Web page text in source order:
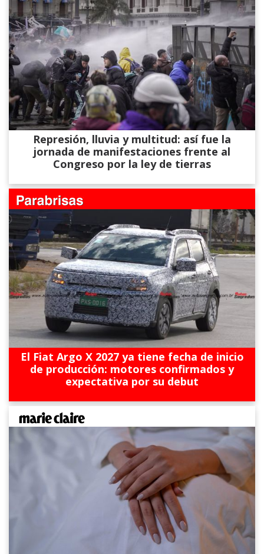
Represión, lluvia y multitud: así fue la
jornada de manifestaciones frente al
Congreso por la ley de tierras
El Fiat Argo X 2027 ya tiene fecha de inicio
de producción: motores confirmados y
expectativa por su debut